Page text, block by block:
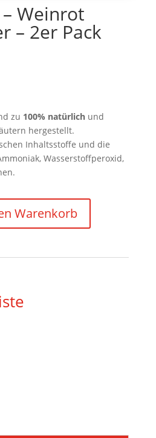
Weinrot
– 2er Pack
zu 100% natürlichund
hergestellt.
Inhaltsstoffe und die
Wasserstoffperoxid,
Warenkorb